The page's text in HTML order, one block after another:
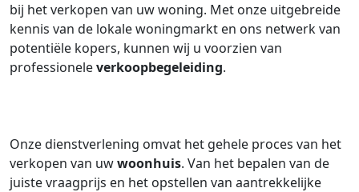
bij het verkopen van uw woning. Met onze uitgebreide
kennis van de lokale woningmarkt en ons netwerk van
potentiële kopers, kunnen wij u voorzien van
professioneleverkoopbegeleiding.
Onze dienstverlening omvat het gehele proces van het
verkopen van uwwoonhuis. Van het bepalen van de
juiste vraagprijs en het opstellen van aantrekkelijke